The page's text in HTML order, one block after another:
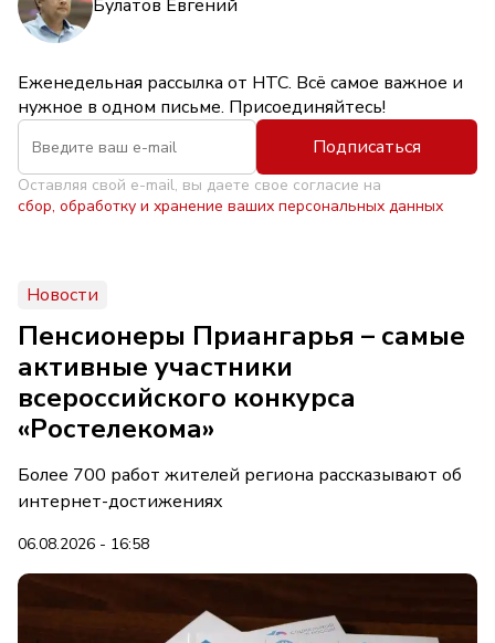
Булатов Евгений
Еженедельная рассылка от НТС. Всё самое важное и
нужное в одном письме. Присоединяйтесь!
Подписаться
Оставляя свой e-mail, вы даете свое согласие на
сбор, обработку и хранение ваших персональных данных
Новости
Пенсионеры Приангарья – самые
активные участники
всероссийского конкурса
«Ростелекома»
Более 700 работ жителей региона рассказывают об
интернет-достижениях
06.08.2026 - 16:58